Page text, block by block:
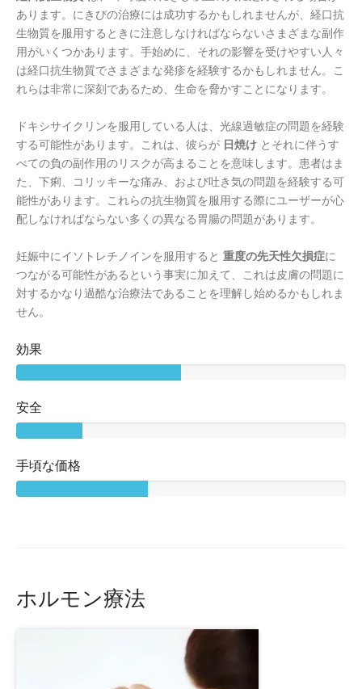
あります。にきびの治療には成功するかもしれませんが、経口抗
生物質を服用するときに注意しなければならないさまざまな副作
用がいくつかあります。手始めに、それの影響を受けやすい人々
は経口抗生物質でさまざまな発疹を経験するかもしれません。こ
れらは非常に深刻であるため、生命を脅かすことになります。
ドキシサイクリンを服用している人は、光線過敏症の問題を経験
する可能性があります。これは、彼らが 日焼け とそれに伴うす
べての負の副作用のリスクが高まることを意味します。患者はま
た、下痢、コリッキーな痛み、および吐き気の問題を経験する可
能性があります。これらの抗生物質を服用する際にユーザーが心
配しなければならない多くの異なる胃腸の問題があります。
妊娠中にイソトレチノインを服用すると 重度の先天性欠損症に
つながる可能性があるという事実に加えて、これは皮膚の問題に
対するかなり過酷な治療法であることを理解し始めるかもしれま
せん。
効果
安全
手頃な価格
ホルモン療法